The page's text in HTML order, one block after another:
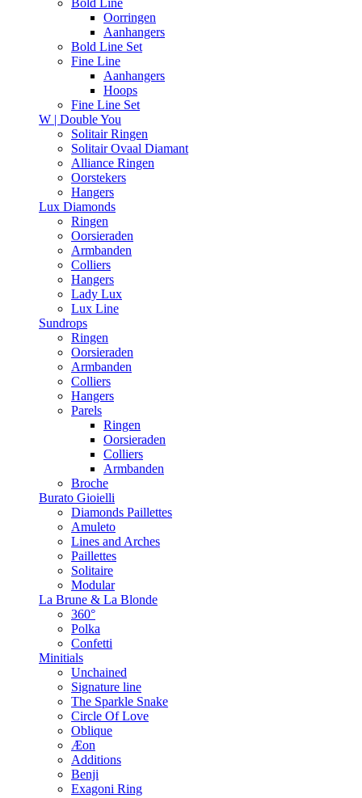
Bold Line
Oorringen
Aanhangers
Bold Line Set
Fine Line
Aanhangers
Hoops
Fine Line Set
W | Double You
Solitair Ringen
Solitair Ovaal Diamant
Alliance Ringen
Oorstekers
Hangers
Lux Diamonds
Ringen
Oorsieraden
Armbanden
Colliers
Hangers
Lady Lux
Lux Line
Sundrops
Ringen
Oorsieraden
Armbanden
Colliers
Hangers
Parels
Ringen
Oorsieraden
Colliers
Armbanden
Broche
Burato Gioielli
Diamonds Paillettes
Amuleto
Lines and Arches
Paillettes
Solitaire
Modular
La Brune & La Blonde
360°
Polka
Confetti
Minitials
Unchained
Signature line
The Sparkle Snake
Circle Of Love
Oblique
Æon
Additions
Benji
Exagoni Ring